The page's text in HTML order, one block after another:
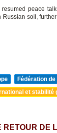
peace
Russian soil,
Fédération
et stabilité
RETOUR DE